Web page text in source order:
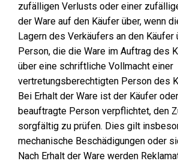
zufälligen Verlusts oder einer
der Ware auf den Käufer über, wenn
Lagern des Verkäufers an den Käufer
Person, die die Ware im Auftrag des
über eine schriftliche Vollmacht einer
vertretungsberechtigten Person des
Bei Erhalt der Ware ist der Käufer
beauftragte Person verpflichtet, den
sorgfältig zu prüfen. Dies gilt
mechanische Beschädigungen oder
Nach Erhalt der Ware werden